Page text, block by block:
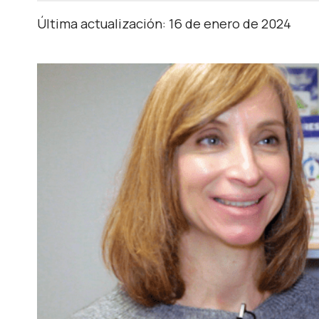
Última actualización: 16 de enero de 2024